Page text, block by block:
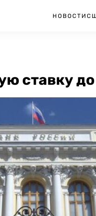
НОВОСТИ
ставку до